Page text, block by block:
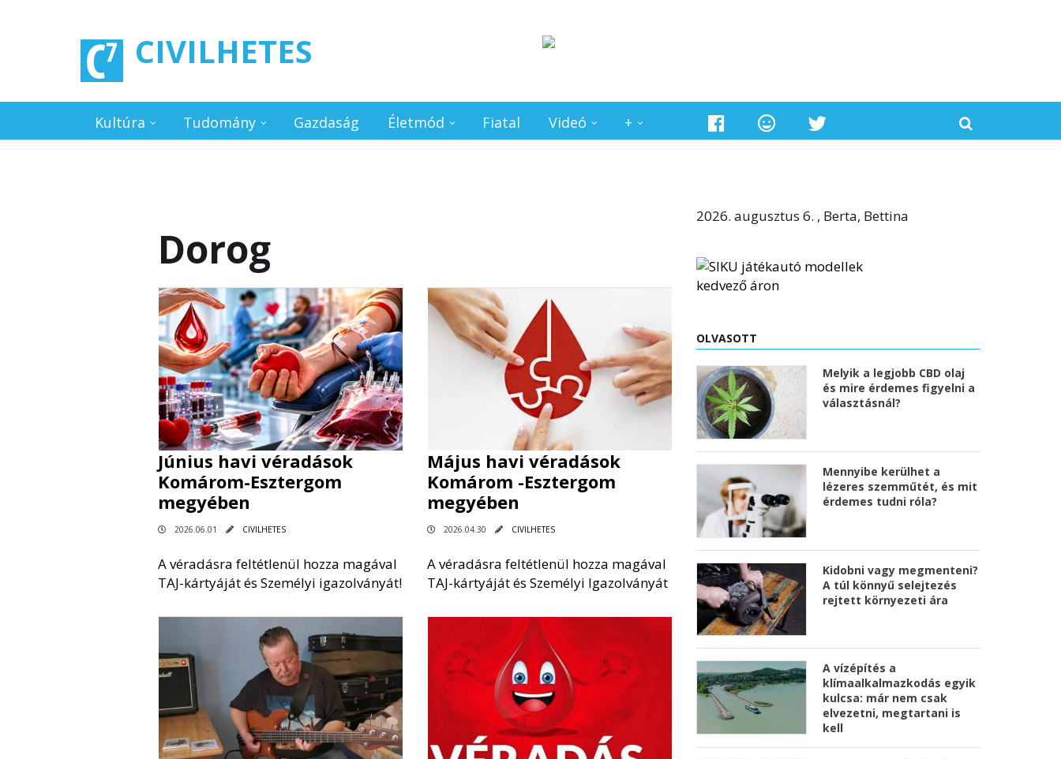
CIVILHETES
Kultúra Tudomány Gazdaság Életmód Fiatal Videó +
Dorog
Június havi véradások
Komárom-Esztergom
megyében
2026.06.01 CIVILHETES
A véradásra feltétlenül hozza magával
TAJ-kártyáját és Személyi igazolványát!
Május havi véradások
Komárom -Esztergom
megyében
2026.04.30 CIVILHETES
A véradásra feltétlenül hozza magával
TAJ-kártyáját és Személyi Igazolványát
2026. augusztus 6. , Berta, Bettina
OLVASOTT
Melyik a legjobb CBD olaj
és mire érdemes figyelni a
választásnál?
Mennyibe kerülhet a
lézeres szemműtét, és mit
érdemes tudni róla?
Kidobni vagy megmenteni?
A túl könnyű selejtezés
rejtett környezeti ára
A vízépítés a
klímaalkalmazkodás egyik
kulcsa: már nem csak
elvezetni, megtartani is
kell